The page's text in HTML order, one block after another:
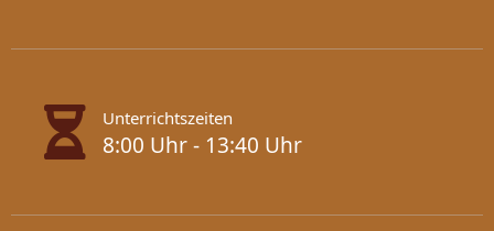
Unterrichtszeiten
8:00 Uhr - 13:40 Uhr